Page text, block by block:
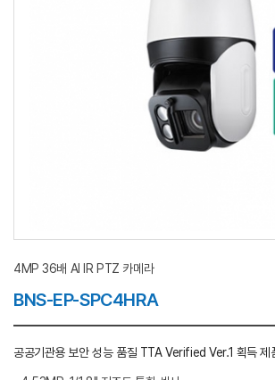
4MP 36배 AI IR PTZ 카메라
BNS-EP-SPC4HRA
공공기관용 보안 성능 품질 TTA Verified Ver.1 획득 제